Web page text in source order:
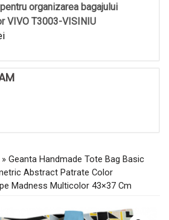
organizarea bagajului
VIVO T3003-VISINIU
» Geanta Handmade Tote Bag Basic
Abstract Patrate Color
Madness Multicolor 43×37 Cm